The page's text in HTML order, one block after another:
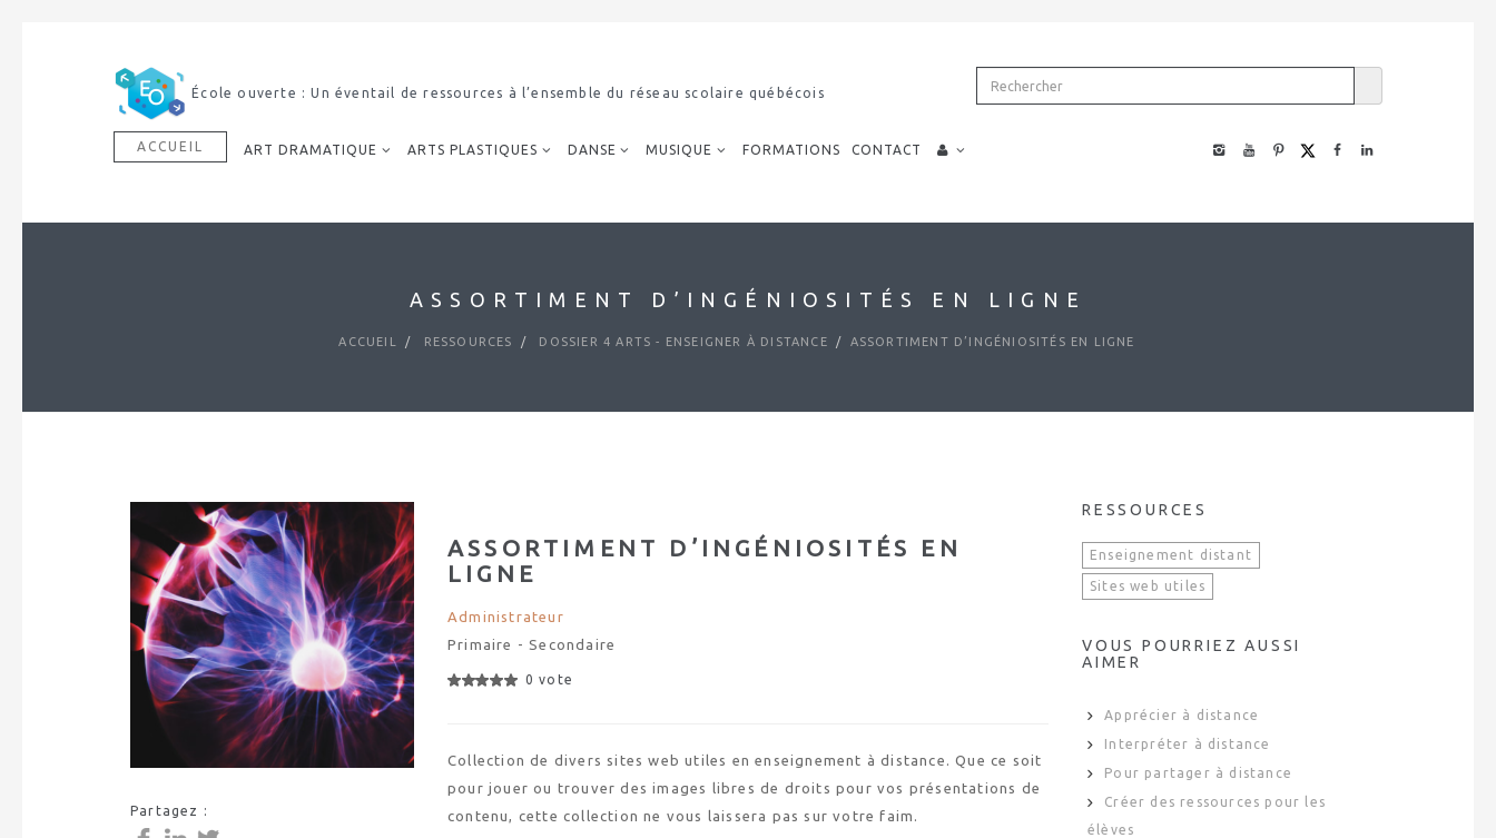
École ouverte : Un éventail de ressources à l’ensemble du réseau scolaire québécois
ACCUEIL ART DRAMATIQUE ARTS PLASTIQUES DANSE MUSIQUE FORMATIONS CONTACT
ASSORTIMENT D’INGÉNIOSITÉS EN LIGNE
ACCUEIL RESSOURCES DOSSIER 4 ARTS - ENSEIGNER À DISTANCE ASSORTIMENT D’INGÉNIOSITÉS EN LIGNE
Partagez :
ASSORTIMENT D’INGÉNIOSITÉS EN
LIGNE
Administrateur
Primaire - Secondaire
0 vote
Collection de divers sites web utiles en enseignement à distance. Que ce soit
pour jouer ou trouver des images libres de droits pour vos présentations de
contenu, cette collection ne vous laissera pas sur votre faim.
RESSOURCES
Enseignement distant
Sites web utiles
VOUS POURRIEZ AUSSI
AIMER
Apprécier à distance
Interpréter à distance
Pour partager à distance
Créer des ressources pour les
élèves